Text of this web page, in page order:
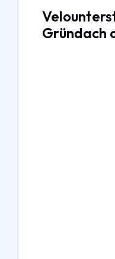
Gründach